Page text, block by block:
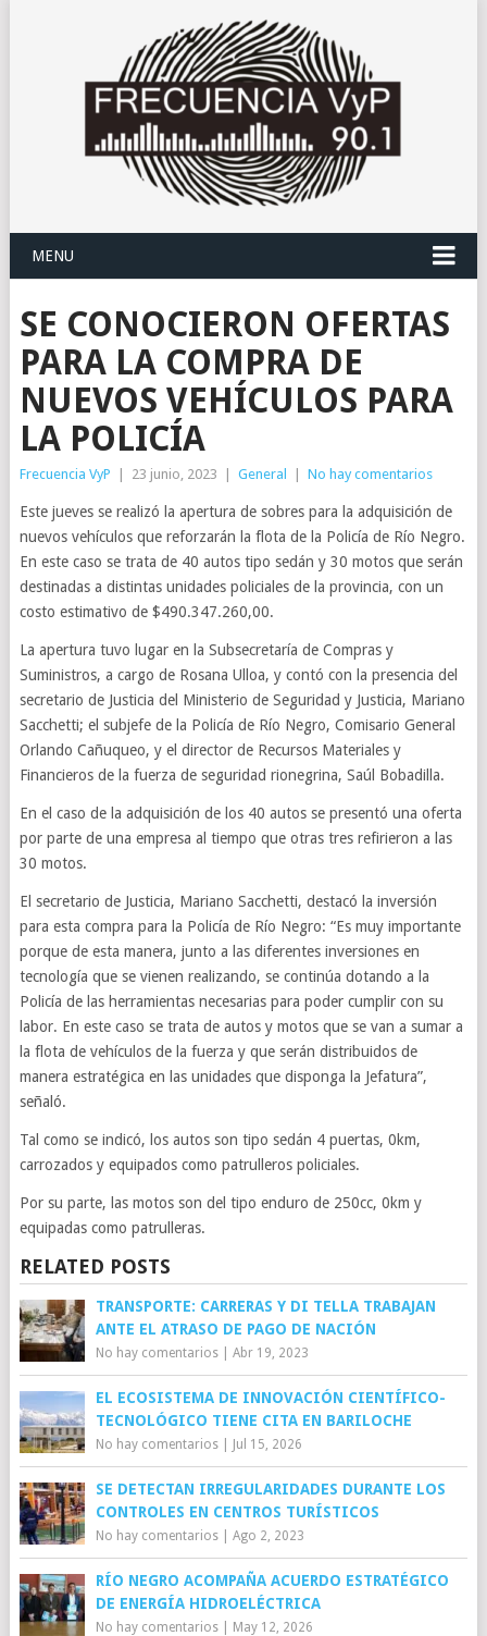
MENU
SE CONOCIERON OFERTAS
PARA LA COMPRA DE
NUEVOS VEHÍCULOS PARA
LA POLICÍA
Frecuencia VyP 23 junio, 2023 General No hay comentarios
Este jueves se realizó la apertura de sobres para la adquisición de
nuevos vehículos que reforzarán la flota de la Policía de Río Negro.
En este caso se trata de 40 autos tipo sedán y 30 motos que serán
destinadas a distintas unidades policiales de la provincia, con un
costo estimativo de $490.347.260,00.
La apertura tuvo lugar en la Subsecretaría de Compras y
Suministros, a cargo de Rosana Ulloa, y contó con la presencia del
secretario de Justicia del Ministerio de Seguridad y Justicia, Mariano
Sacchetti; el subjefe de la Policía de Río Negro, Comisario General
Orlando Cañuqueo, y el director de Recursos Materiales y
Financieros de la fuerza de seguridad rionegrina, Saúl Bobadilla.
En el caso de la adquisición de los 40 autos se presentó una oferta
por parte de una empresa al tiempo que otras tres refirieron a las
30 motos.
El secretario de Justicia, Mariano Sacchetti, destacó la inversión
para esta compra para la Policía de Río Negro: “Es muy importante
porque de esta manera, junto a las diferentes inversiones en
tecnología que se vienen realizando, se continúa dotando a la
Policía de las herramientas necesarias para poder cumplir con su
labor. En este caso se trata de autos y motos que se van a sumar a
la flota de vehículos de la fuerza y que serán distribuidos de
manera estratégica en las unidades que disponga la Jefatura”,
señaló.
Tal como se indicó, los autos son tipo sedán 4 puertas, 0km,
carrozados y equipados como patrulleros policiales.
Por su parte, las motos son del tipo enduro de 250cc, 0km y
equipadas como patrulleras.
RELATED POSTS
TRANSPORTE: CARRERAS Y DI TELLA TRABAJAN
ANTE EL ATRASO DE PAGO DE NACIÓN
No hay comentarios| Abr 19, 2023
EL ECOSISTEMA DE INNOVACIÓN CIENTÍFICO-
TECNOLÓGICO TIENE CITA EN BARILOCHE
No hay comentarios| Jul 15, 2026
SE DETECTAN IRREGULARIDADES DURANTE LOS
CONTROLES EN CENTROS TURÍSTICOS
No hay comentarios| Ago 2, 2023
RÍO NEGRO ACOMPAÑA ACUERDO ESTRATÉGICO
DE ENERGÍA HIDROELÉCTRICA
No hay comentarios| May 12, 2026